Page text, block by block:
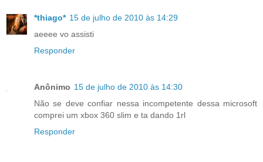
*thiago* 15 de julho de 2010 às 14:29
aeeee vo assisti
Responder
Anônimo 15 de julho de 2010 às 14:30
Não se deve confiar nessa incompetente dessa microsoft
comprei um xbox 360 slim e ta dando 1rl
Responder